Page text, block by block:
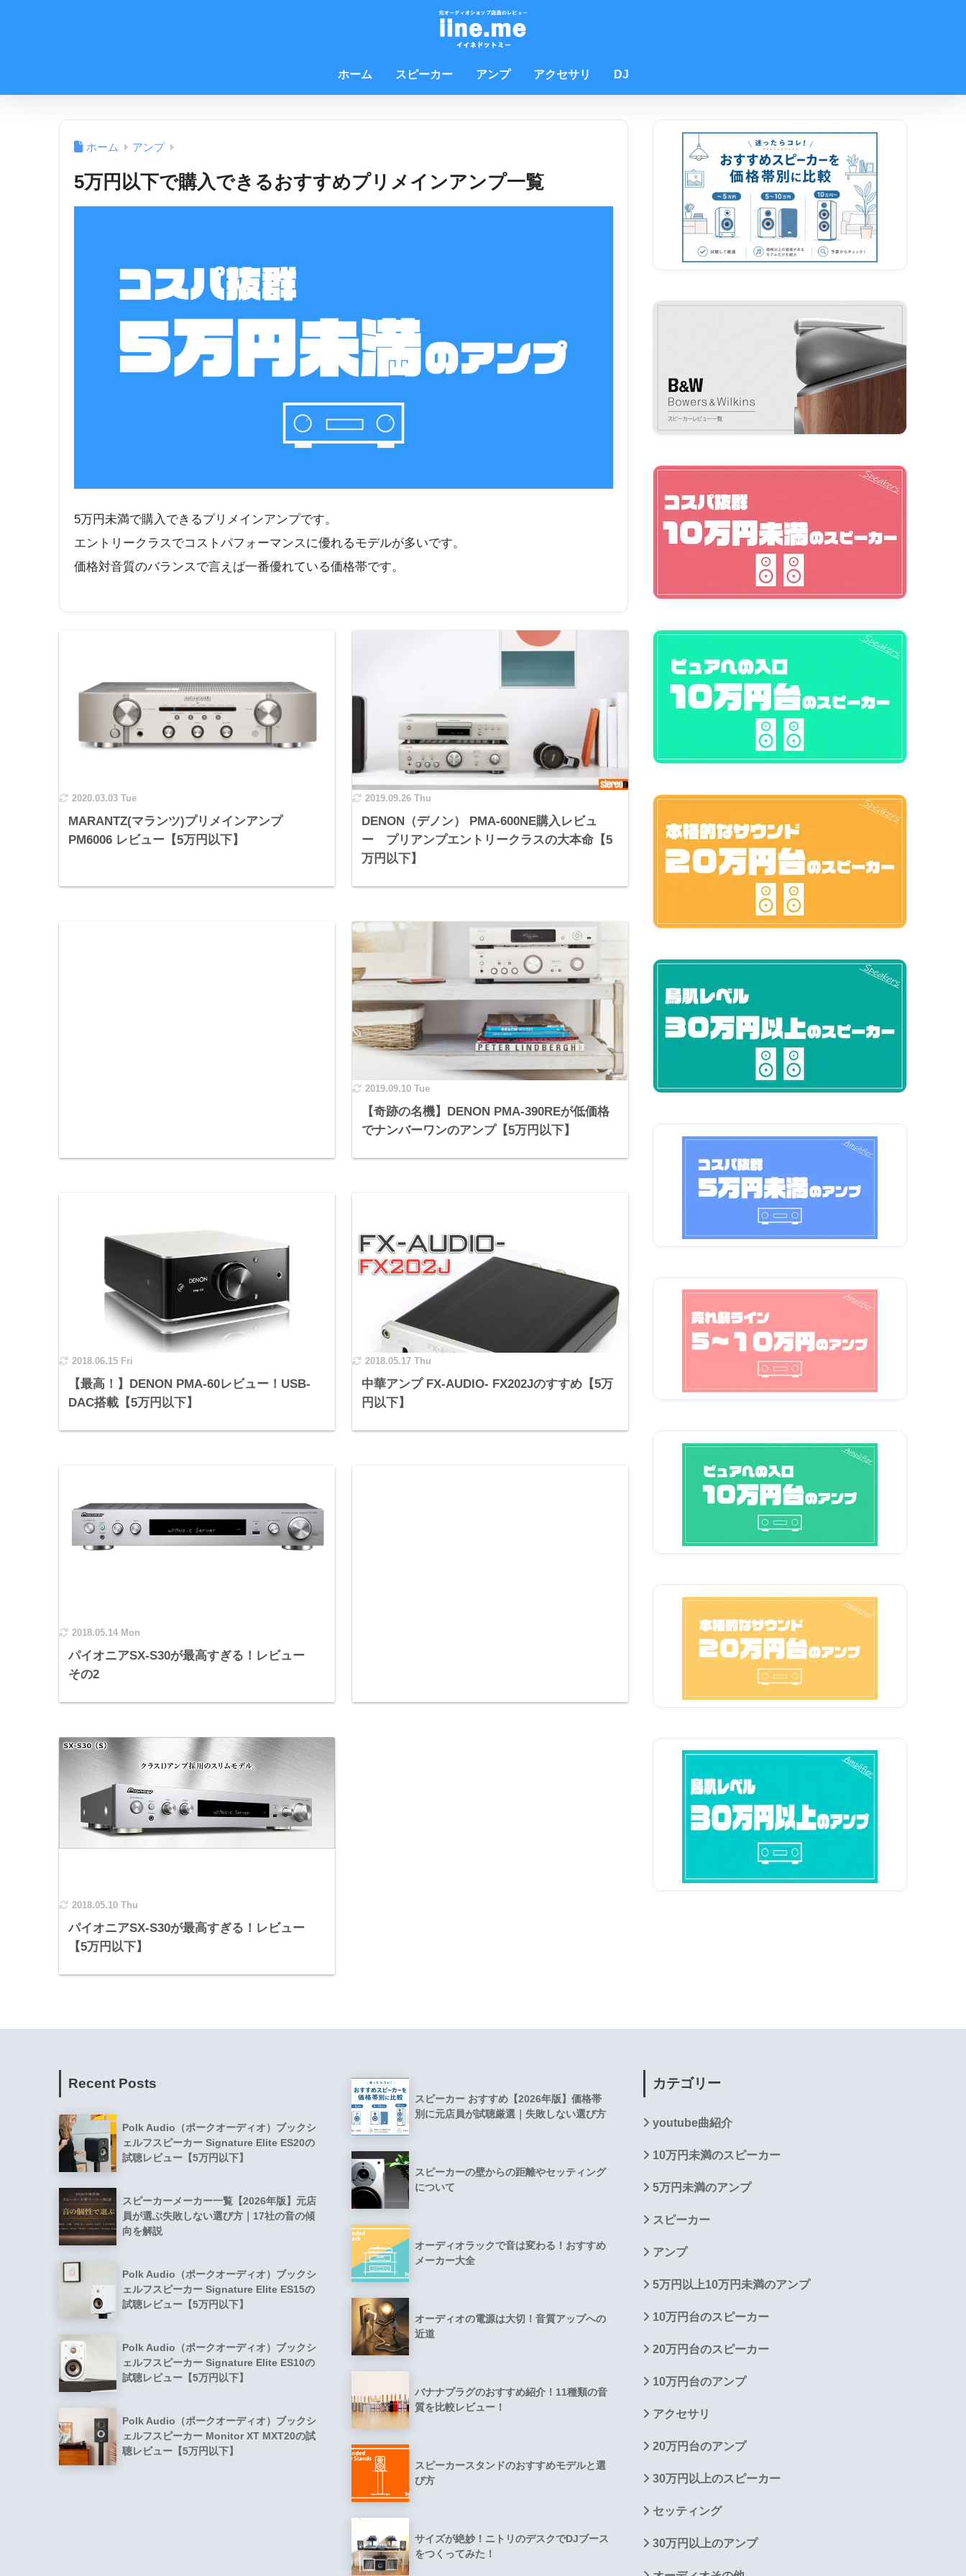
ホーム スピーカー アンプ アクセサリ DJ
ホーム アンプ
5万円以下で購入できるおすすめプリメインアンプ一覧
5万円未満で購入できるプリメインアンプです。
エントリークラスでコストパフォーマンスに優れるモデルが多いです。
価格対音質のバランスで言えば一番優れている価格帯です。
2020.03.03 Tue
MARANTZ(マランツ)プリメインアンプ
PM6006 レビュー【5万円以下】
2019.09.26 Thu
DENON（デノン） PMA-600NE購入レビュ
ー プリアンプエントリークラスの大本命【5
万円以下】
2019.09.10 Tue
【奇跡の名機】DENON PMA-390REが低価格
でナンバーワンのアンプ【5万円以下】
2018.06.15 Fri
【最高！】DENON PMA-60レビュー！USB-
DAC搭載【5万円以下】
2018.05.17 Thu
中華アンプ FX-AUDIO- FX202Jのすすめ【5万
円以下】
2018.05.14 Mon
パイオニアSX-S30が最高すぎる！レビュー
その2
2018.05.10 Thu
パイオニアSX-S30が最高すぎる！レビュー
【5万円以下】
Recent Posts
Polk Audio（ポークオーディオ）ブックシ
ェルフスピーカー Signature Elite ES20の
試聴レビュー【5万円以下】
スピーカーメーカー一覧【2026年版】元店
員が選ぶ失敗しない選び方｜17社の音の傾
向を解説
Polk Audio（ポークオーディオ）ブックシ
ェルフスピーカー Signature Elite ES15の
試聴レビュー【5万円以下】
Polk Audio（ポークオーディオ）ブックシ
ェルフスピーカー Signature Elite ES10の
試聴レビュー【5万円以下】
Polk Audio（ポークオーディオ）ブックシ
ェルフスピーカー Monitor XT MXT20の試
聴レビュー【5万円以下】
スピーカー おすすめ【2026年版】価格帯
別に元店員が試聴厳選｜失敗しない選び方
スピーカーの壁からの距離やセッティング
について
オーディオラックで音は変わる！おすすめ
メーカー大全
オーディオの電源は大切！音質アップへの
近道
バナナプラグのおすすめ紹介！11種類の音
質を比較レビュー！
スピーカースタンドのおすすめモデルと選
び方
サイズが絶妙！ニトリのデスクでDJブース
をつくってみた！
カテゴリー
youtube曲紹介
10万円未満のスピーカー
5万円未満のアンプ
スピーカー
アンプ
5万円以上10万円未満のアンプ
10万円台のスピーカー
20万円台のスピーカー
10万円台のアンプ
アクセサリ
20万円台のアンプ
30万円以上のスピーカー
セッティング
30万円以上のアンプ